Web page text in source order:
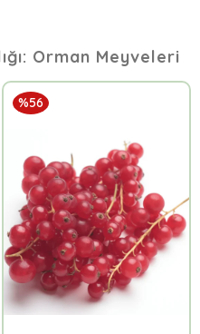
Orman Meyveleri
%56